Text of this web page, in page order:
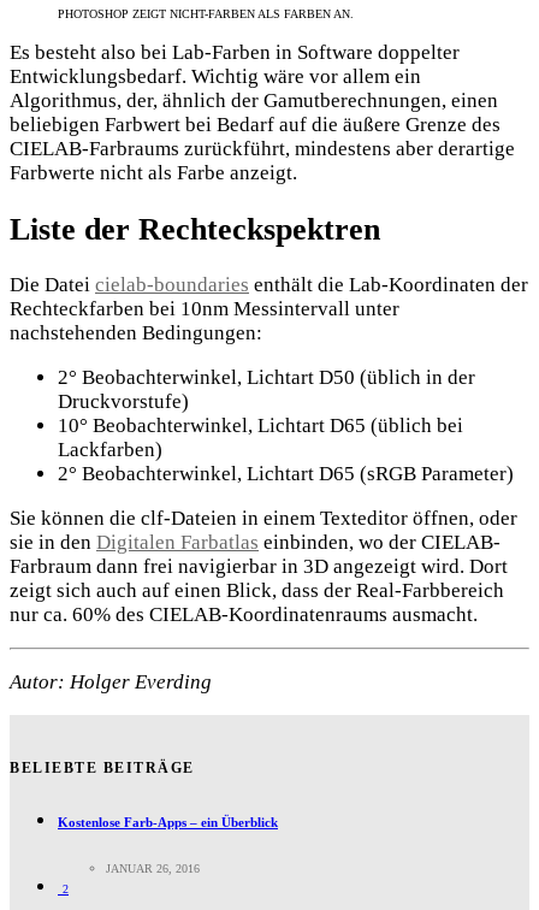
PHOTOSHOP ZEIGT NICHT-FARBEN ALS FARBEN AN.
Es besteht also bei Lab-Farben in Software doppelter
Entwicklungsbedarf. Wichtig wäre vor allem ein
Algorithmus, der, ähnlich der Gamutberechnungen, einen
beliebigen Farbwert bei Bedarf auf die äußere Grenze des
CIELAB-Farbraums zurückführt, mindestens aber derartige
Farbwerte nicht als Farbe anzeigt.
Liste der Rechteckspektren
Die Datei cielab-boundaries enthält die Lab-Koordinaten der
Rechteckfarben bei 10nm Messintervall unter
nachstehenden Bedingungen:
2° Beobachterwinkel, Lichtart D50 (üblich in der
Druckvorstufe)
10° Beobachterwinkel, Lichtart D65 (üblich bei
Lackfarben)
2° Beobachterwinkel, Lichtart D65 (sRGB Parameter)
Sie können die clf-Dateien in einem Texteditor öffnen, oder
sie in den Digitalen Farbatlas einbinden, wo der CIELAB-
Farbraum dann frei navigierbar in 3D angezeigt wird. Dort
zeigt sich auch auf einen Blick, dass der Real-Farbbereich
nur ca. 60% des CIELAB-Koordinatenraums ausmacht.
Autor: Holger Everding
BELIEBTE BEITRÄGE
Kostenlose Farb-Apps – ein Überblick
JANUAR 26, 2016
2